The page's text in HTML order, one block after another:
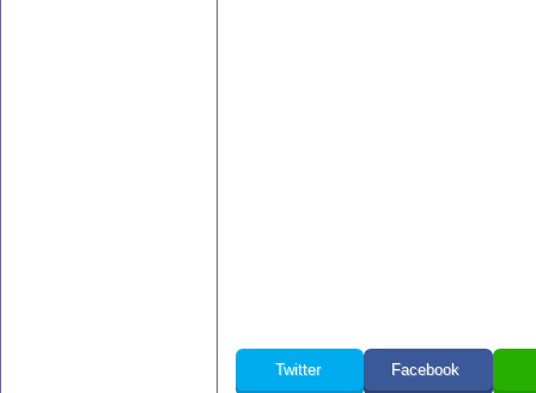
Twitter Facebook